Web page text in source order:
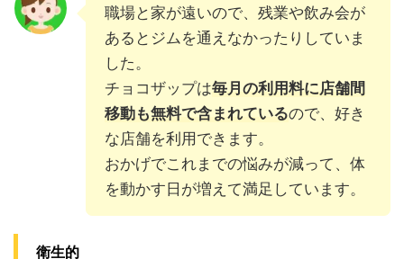
職場と家が遠いので、残業や飲み会が
あるとジムを通えなかったりしていま
した。
チョコザップは毎月の利用料に店舗間
移動も無料で含まれているので、好き
な店舗を利用できます。
おかげでこれまでの悩みが減って、体
を動かす日が増えて満足しています。
衛生的